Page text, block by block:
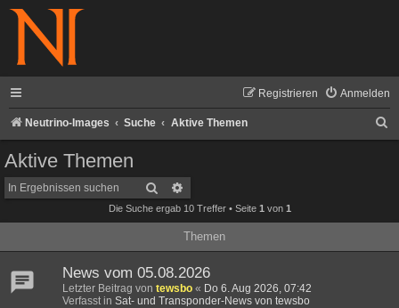
Anmelden
Registrieren
Neutrino-Images Suche Aktive Themen
Aktive Themen
Suche
Die Suche ergab 10 Treffer • Seite 1 von 1
Themen
News vom 05.08.2026
Letzter Beitrag von tewsbo « Do 6. Aug 2026, 07:42
Verfasst in Sat- und Transponder-News von tewsbo